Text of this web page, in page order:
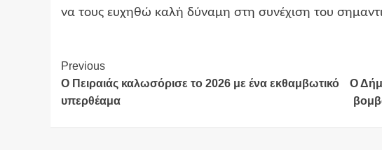
να τους ευχηθώ καλή δύναμη στη συνέχιση του
Continue
Reading
Previous
Ο Πειραιάς καλωσόρισε το 2026 με ένα εκθαμβωτικό
υπερθέαμα
Ο